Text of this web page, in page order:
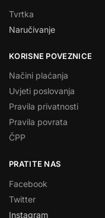
Tvrtka
Naručivanje
KORISNE POVEZNICE
Načini plaćanja
Uvjeti poslovanja
Pravila privatnosti
Pravila povrata
ČPP
PRATITE NAS
Facebook
Twitter
Instagram